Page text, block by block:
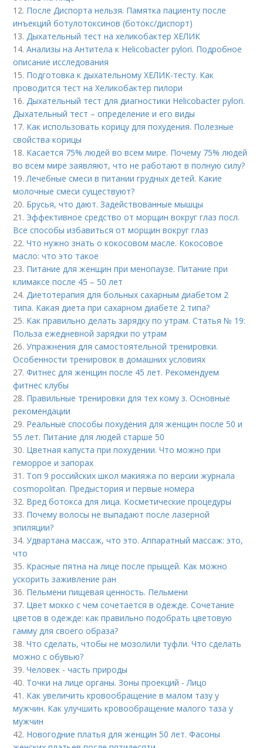
12. После Диспорта нельзя. Памятка пациенту после
инъекций ботулотоксинов (ботокс/диспорт)
13.Дыхательный тест на хеликобактер ХЕЛИК
14.Анализы на Антитела к Helicobacter pylori. Подробное
описание исследования
15. Подготовка к дыхательному ХЕЛИК-тесту. Как
проводится тест на Хеликобактер пилори
16.Дыхательный тест для диагностики Helicobacter pylori.
Дыхательный тест – определение и его виды
17. Как использовать корицу для похудения. Полезные
свойства корицы
18. Касается 75% людей во всем мире. Почему 75% людей
во всем мире заявляют, что не работают в полную силу?
19.Лечебные смеси в питании грудных детей. Какие
молочные смеси существуют?
20. Брусья, что дают. Задействованные мышцы
21. Эффективное средство от морщин вокруг глаз посл.
Все способы избавиться от морщин вокруг глаз
22.Что нужно знать о кокосовом масле. Кокосовое
масло: что это такое
23. Питание для женщин при менопаузе. Питание при
климаксе после 45 – 50 лет
24.Диетотерапия для больных сахарным диабетом 2
типа. Какая диета при сахарном диабете 2 типа?
25. Как правильно делать зарядку по утрам. Статья № 19:
Польза ежедневной зарядки по утрам
26.Упражнения для самостоятельной тренировки.
Особенности тренировок в домашних условиях
27.Фитнес для женщин после 45 лет. Рекомендуем
фитнес клубы
28. Правильные тренировки для тех кому з. Основные
рекомендации
29. Реальные способы похудения для женщин после 50 и
55 лет. Питание для людей старше 50
30. Цветная капуста при похудении. Что можно при
геморрое и запорах
31. Топ 9 российских школ макияжа по версии журнала
cosmopolitan. Предыстория и первые номера
32. Вред ботокса для лица. Косметические процедуры
33. Почему волосы не выпадают после лазерной
эпиляции?
34.Удвартана массаж, что это. Аппаратный массаж: это,
что
35. Красные пятна на лице после прыщей. Как можно
ускорить заживление ран
36. Пельмени пищевая ценность. Пельмени
37. Цвет мокко с чем сочетается в одежде. Сочетание
цветов в одежде: как правильно подобрать цветовую
гамму для своего образа?
38.Что сделать, чтобы не мозолили туфли. Что сделать
можно с обувью?
39.Человек - часть природы
40. Точки на лице органы. Зоны проекций - Лицо
41. Как увеличить кровообращение в малом тазу у
мужчин. Как улучшить кровообращение малого таза у
мужчин
42. Новогодние платья для женщин 50 лет. Фасоны